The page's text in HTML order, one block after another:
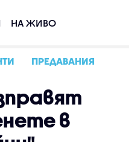
НА ЖИВО
ПРЕДАВАНИЯ
в